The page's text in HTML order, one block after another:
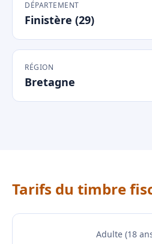
DÉPARTEMENT
Finistère (29)
RÉGION
Bretagne
Tarifs du timbre
Adulte (18